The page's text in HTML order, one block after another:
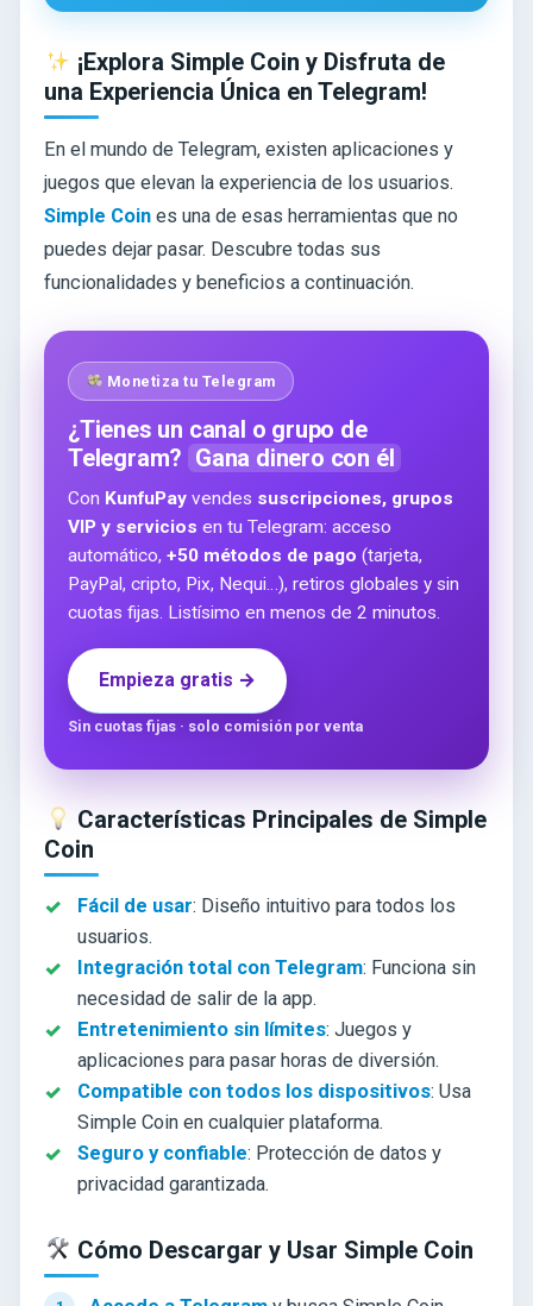
¡Explora Simple Coin y Disfruta de
una Experiencia Única en Telegram!
En el mundo de Telegram, existen aplicaciones y
juegos que elevan la experiencia de los usuarios.
Simple Coin es una de esas herramientas que no
puedes dejar pasar. Descubre todas sus
funcionalidades y beneficios a continuación.
Monetiza tu Telegram
¿Tienes un canal o grupo de
Telegram? Gana dinero con él
Con KunfuPay vendes suscripciones, grupos
VIP y servicios en tu Telegram: acceso
automático, +50 métodos de pago (tarjeta,
PayPal, cripto, Pix, Nequi…), retiros globales y sin
cuotas fijas. Listísimo en menos de 2 minutos.
Empieza gratis →
Sin cuotas fijas · solo comisión por venta
Características Principales de Simple
Coin
Fácil de usar: Diseño intuitivo para todos los
usuarios.
Integración total con Telegram: Funciona sin
necesidad de salir de la app.
Entretenimiento sin límites: Juegos y
aplicaciones para pasar horas de diversión.
Compatible con todos los dispositivos: Usa
Simple Coin en cualquier plataforma.
Seguro y confiable: Protección de datos y
privacidad garantizada.
Cómo Descargar y Usar Simple Coin